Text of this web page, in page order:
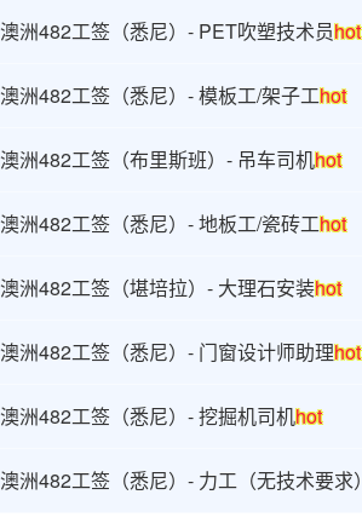
澳洲482工签（悉尼）- PET吹塑技术员hot
澳洲482工签（悉尼）- 模板工/架子工hot
澳洲482工签（布里斯班）- 吊车司机hot
澳洲482工签（悉尼）- 地板工/瓷砖工hot
澳洲482工签（堪培拉）- 大理石安装hot
澳洲482工签（悉尼）- 门窗设计师助理hot
澳洲482工签（悉尼）- 挖掘机司机hot
澳洲482工签（悉尼）- 力工（无技术要求）